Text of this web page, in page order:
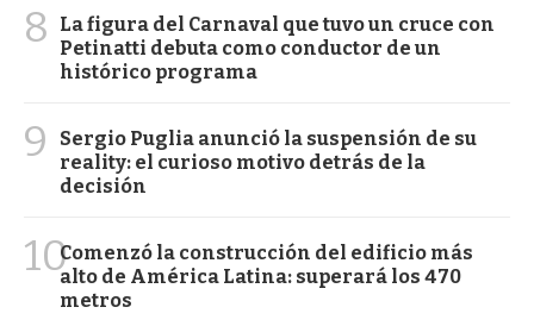
8
La figura del Carnaval que tuvo un cruce con
Petinatti debuta como conductor de un
histórico programa
9
Sergio Puglia anunció la suspensión de su
reality: el curioso motivo detrás de la
decisión
10Comenzó la construcción del edificio más
alto de América Latina: superará los 470
metros